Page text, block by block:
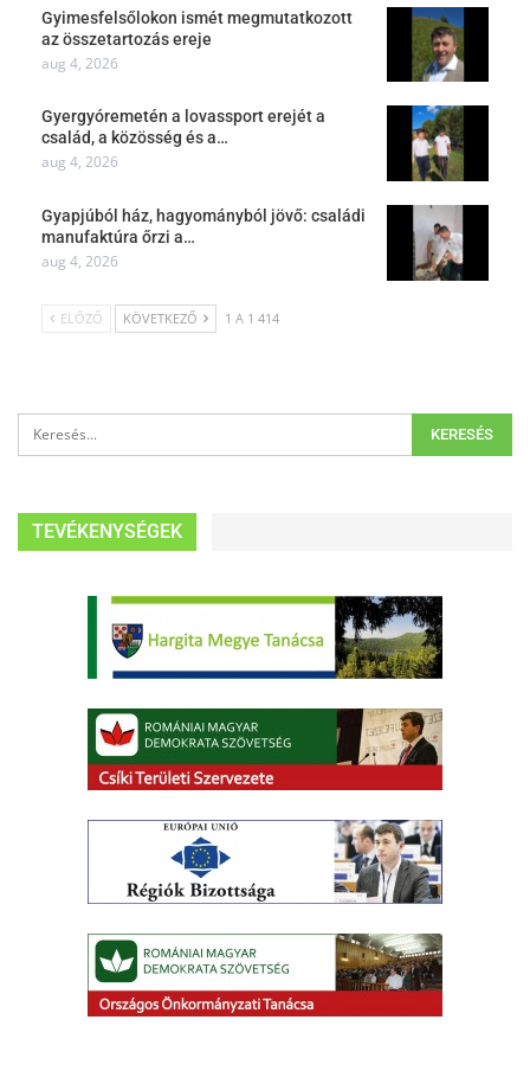
Gyimesfelsőlokon ismét megmutatkozott
az összetartozás ereje
aug 4, 2026
Gyergyóremetén a lovassport erejét a
család, a közösség és a…
aug 4, 2026
Gyapjúból ház, hagyományból jövő: családi
manufaktúra őrzi a…
aug 4, 2026
ELŐZŐ KÖVETKEZŐ 1 A 1 414
TEVÉKENYSÉGEK